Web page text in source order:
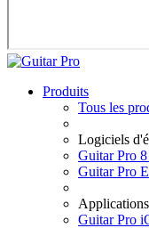
Produits
Tous les
Logiciels
Guitar Pro
Guitar Pro
Guitar Pro